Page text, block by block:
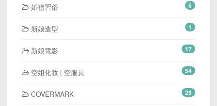
婚禮習俗 6
新娘造型 1
新娘電影 17
空姐化妝 | 空服員 54
COVERMARK 29